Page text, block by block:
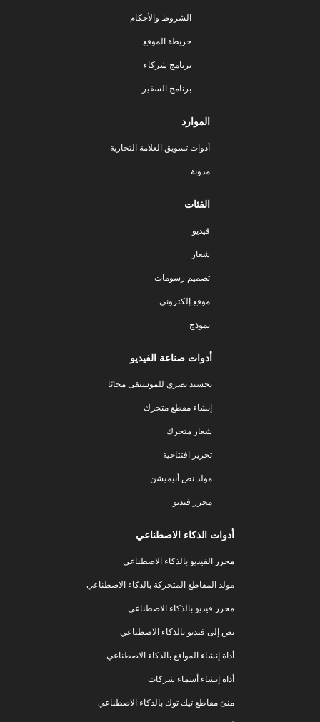
الشروط والأحكام
خريطة الموقع
برنامج شركاء
برنامج السفير
الموارد
أدوات تسويق العلامة التجارية
مدونة
الفئات
فيديو
شعار
تصميم رسومات
موقع إلكتروني
نموذج
أدوات صناعة الفيديو
تجسيد بصري للموسيقى مجانًا
إنشاء مقطع متحرك
شعار متحرك
تحرير افتتاحية
مولد نص أنيميشن
محرر فيديو
أدوات الذكاء الاصطناعي
محرر الفيديو بالذكاء الاصطناعي
مولد المقاطع المتحركة بالذكاء الاصطناعي
محرر فيديو بالذكاء الاصطناعي
نص إلى فيديو بالذكاء الاصطناعي
أداة إنشاء المواقع بالذكاء الاصطناعي
أداة إنشاء أسماء شركات
منئ مقاطع تيك توك بالذكاء الاصطناعي